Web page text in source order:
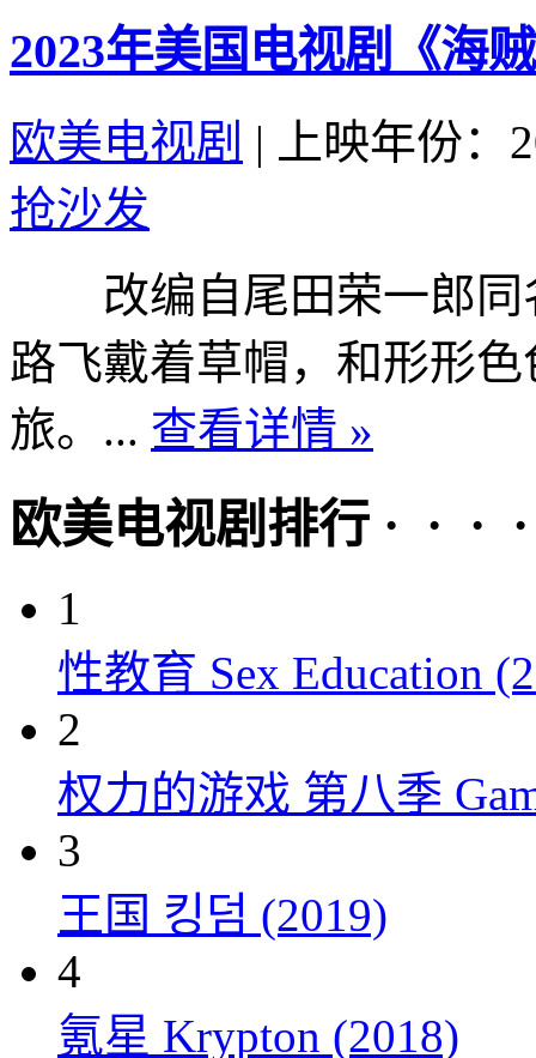
2023年美国电视剧《海
欧美电视剧 |
上映年份：
抢沙发
改编自尾田荣一郎同
路飞戴着草帽，和形形
旅。... 查看详情 »
欧美电视剧排行 · · ·
1
性教育 Sex Education
2
权力的游戏 第八季
3
王国 킹덤 (2019)
4
氪星 Krypton (2018)